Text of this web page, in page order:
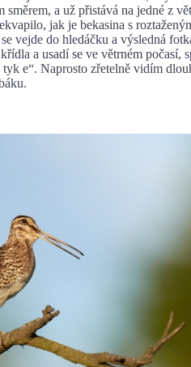
směrem, a už přistává na jedné z
jak je bekasina s
vejde do hledáčku a výsledná
a usadí se ve větrném počasí,
e“. Naprosto zřetelně vidím